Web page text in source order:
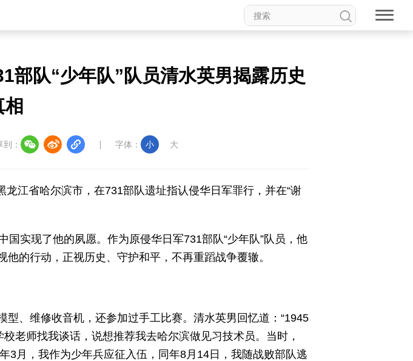
队“少年队”队员清水英男揭露历史
相
到： 字体： 小 大
江省哈尔滨市，在731部队遗址指认侵华日军罪行，并在“谢
实现了他的夙愿。作为原侵华日军731部队“少年队”队员，他
的行动，正视历史、守护和平，不再重蹈战争覆辙。
、维修收音机，还参加过手工比赛。清水英男回忆道：“1945
老师找我谈话，说想推荐我去哈尔滨做见习技术员。当时，
3月，我作为少年兵应征入伍，同年8月14日，我随战败部队逃